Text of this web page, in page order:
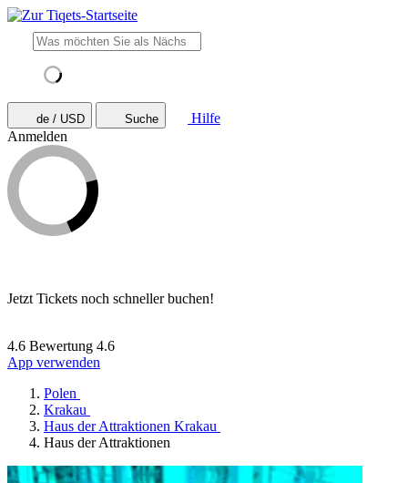
de / USD Suche
Hilfe
Anmelden
Jetzt Tickets noch schneller buchen!
4.6 Bewertung 4.6
App verwenden
Polen
Krakau
Haus der Attraktionen Krakau
Haus der Attraktionen